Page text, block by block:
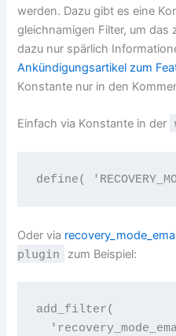
werden. Dazu gibt es eine
gleichnamigen Filter, um das
dazu nur spärlich
Ankündigungsartikel zum
Konstante nur in den
Einfach via Konstante in der
Oder via
plugin
zum Beispiel:
add_filter(